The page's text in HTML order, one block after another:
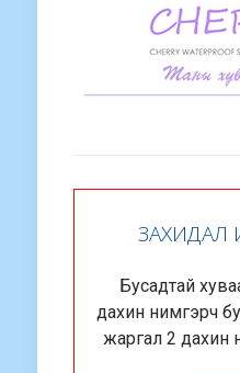
ЗАХИДАЛ
Бусадтай
дахин нимгэрч
жаргал 2 дахин